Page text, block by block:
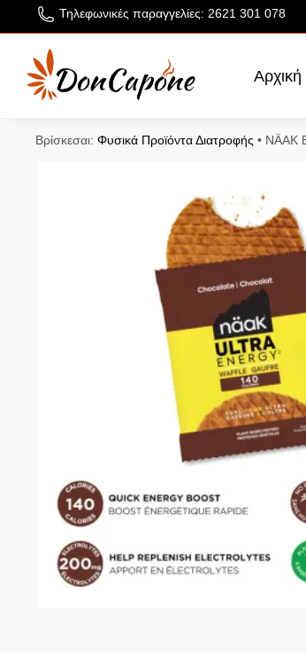
Τηλεφωνικές παραγγελίες: 2621 301 078
Αρχική
Βρίσκεσαι: Φυσικά Προϊόντα Διατροφής • NÄAK